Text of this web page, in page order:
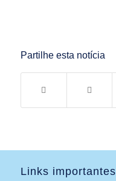
Partilhe esta notícia
Links importantes